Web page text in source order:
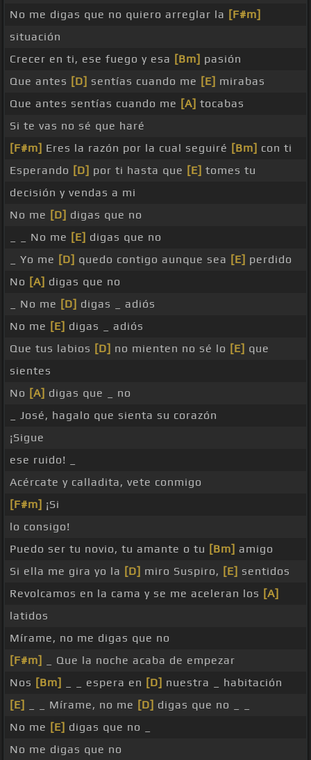
No me digas que no quiero arreglar la [F#m]
situación
Crecer en ti, ese fuego y esa [Bm] pasión
Que antes [D] sentías cuando me [E] mirabas
Que antes sentías cuando me [A] tocabas
Si te vas no sé que haré
[F#m] Eres la razón por la cual seguiré [Bm] con ti
Esperando [D] por ti hasta que [E] tomes tu
decisión y vendas a mi
No me [D] digas que no
_ _ No me [E] digas que no
_ Yo me [D] quedo contigo aunque sea [E] perdido
No [A] digas que no
_ No me [D] digas _ adiós
No me [E] digas _ adiós
Que tus labios [D] no mienten no sé lo [E] que
sientes
No [A] digas que _ no
_ José, hagalo que sienta su corazón
¡Sigue
ese ruido! _
Acércate y calladita, vete conmigo
[F#m] ¡Si
lo consigo!
Puedo ser tu novio, tu amante o tu [Bm] amigo
Si ella me gira yo la [D] miro Suspiro, [E] sentidos
Revolcamos en la cama y se me aceleran los [A]
latidos
Mírame, no me digas que no
[F#m]
_ Que la noche acaba de empezar
Nos [Bm] _ _ espera en [D] nuestra _ habitación
[E]
_ _ Mírame, no me [D] digas que no _ _
No me [E] digas que no _
No me digas que no